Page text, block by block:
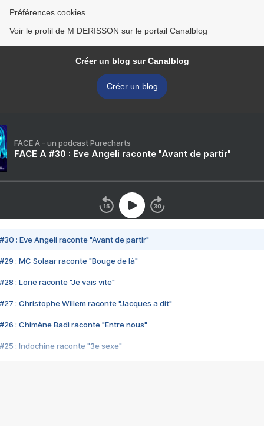
Préférences cookies
Voir le profil de M DERISSON sur le portail Canalblog
Créer un blog sur Canalblog
Créer un blog
FACE A - un podcast Purecharts
FACE A #30 : Eve Angeli raconte "Avant de partir"
#30 : Eve Angeli raconte "Avant de partir"
#29 : MC Solaar raconte "Bouge de là"
#28 : Lorie raconte "Je vais vite"
#27 : Christophe Willem raconte "Jacques a dit"
#26 : Chimène Badi raconte "Entre nous"
#25 : Indochine raconte "3e sexe"